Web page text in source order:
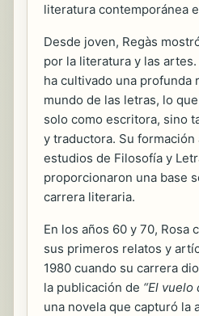
literatura contemporánea
Desde joven, Regàs
por la literatura y las
ha cultivado una profunda
mundo de las letras, lo
solo como escritora, sino
y traductora. Su formación
estudios de Filosofía y
proporcionaron una base
carrera literaria.
En los años 60 y 70, Rosa
sus primeros relatos y
1980 cuando su carrera
la publicación de “El vuelo
una novela que capturó la